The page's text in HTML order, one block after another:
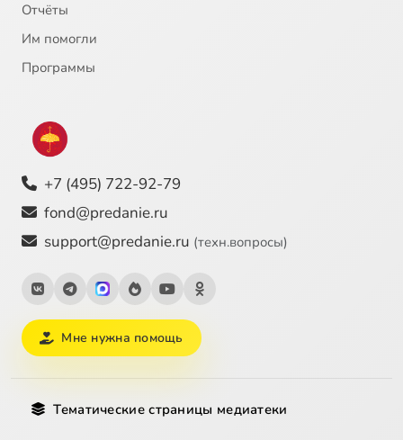
Отчёты
Им помогли
Программы
+7 (495) 722-92-79
fond@predanie.ru
support@predanie.ru (техн.вопросы)
Мне нужна помощь
Тематические страницы медиатеки